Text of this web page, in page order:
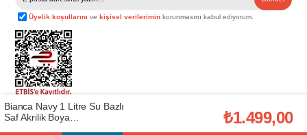
Üyelik koşullarını vekişisel verilerimin korunmasını kabul ediyorum.
Telif Hakkı © 2026Afeks Yapı Market
. Tüm hakları saklıdır.
Bu web sitesindeki tüm ürünler ticari amaçlıdır. Web sitemizde yer alan
görsel ve yazılı içerikler firmamıza ait olup, firmamızın yazılı izni alınmadan
Bianca Navy 1 Litre Su Bazlı
Saf Akrilik Boya
₺1.499,00